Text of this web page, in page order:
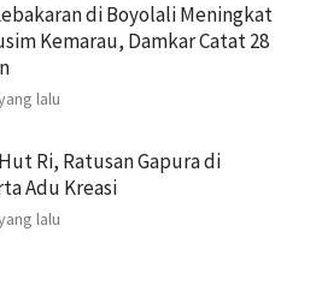
di Boyolali Meningkat
Kemarau, Damkar Catat 28
lalu
Ri, Ratusan Gapura di
Adu Kreasi
lalu